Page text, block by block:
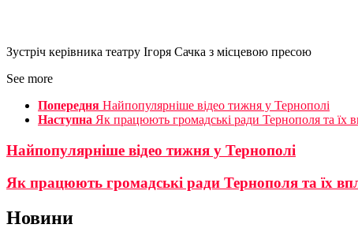
Зустріч керівника театру Ігоря Сачка з місцевою пресою
See more
Попередня Найпопулярніше відео тижня у Тернополі
Наступна Як працюють громадські ради Тернополя та їх
Найпопулярніше відео тижня у Тернополі
Як працюють громадські ради Тернополя та їх
Новини